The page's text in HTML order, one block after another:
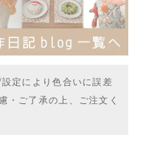
定により色合いに誤差
・ご了承の上、ご注文く